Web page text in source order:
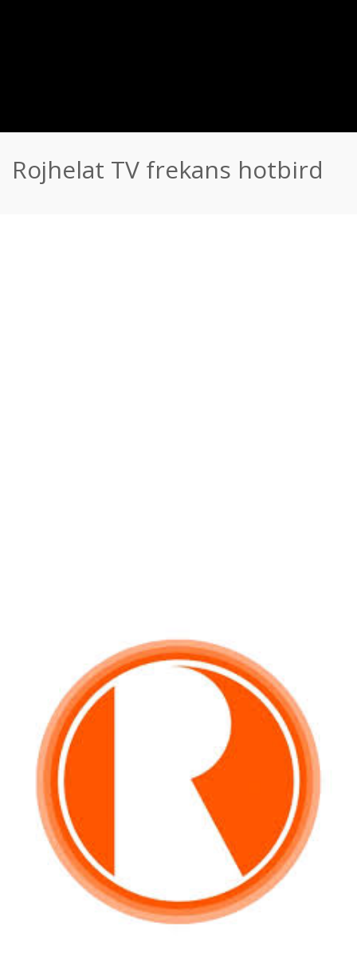
Rojhelat TV frekans hotbird